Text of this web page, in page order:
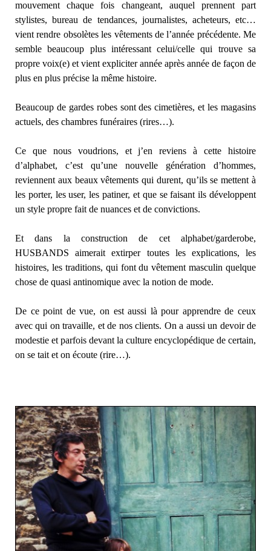
mouvement chaque fois changeant, auquel prennent part
stylistes, bureau de tendances, journalistes, acheteurs, etc…
vient rendre obsolètes les vêtements de l’année précédente. Me
semble beaucoup plus intéressant celui/celle qui trouve sa
propre voix(e) et vient expliciter année après année de façon de
plus en plus précise la même histoire.
Beaucoup de gardes robes sont des cimetières, et les magasins
actuels, des chambres funéraires (rires…).
Ce que nous voudrions, et j’en reviens à cette histoire
d’alphabet, c’est qu’une nouvelle génération d’hommes,
reviennent aux beaux vêtements qui durent, qu’ils se mettent à
les porter, les user, les patiner, et que se faisant ils développent
un style propre fait de nuances et de convictions.
Et dans la construction de cet alphabet/garderobe,
HUSBANDS aimerait extirper toutes les explications, les
histoires, les traditions, qui font du vêtement masculin quelque
chose de quasi antinomique avec la notion de mode.
De ce point de vue, on est aussi là pour apprendre de ceux
avec qui on travaille, et de nos clients. On a aussi un devoir de
modestie et parfois devant la culture encyclopédique de certain,
on se tait et on écoute (rire…).